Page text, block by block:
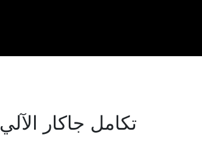
تكامل جاكار الآلي